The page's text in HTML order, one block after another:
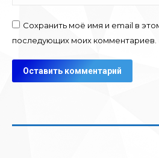
Сохранить моё имя и email в
последующих моих комментариев.
Оставить комментарий